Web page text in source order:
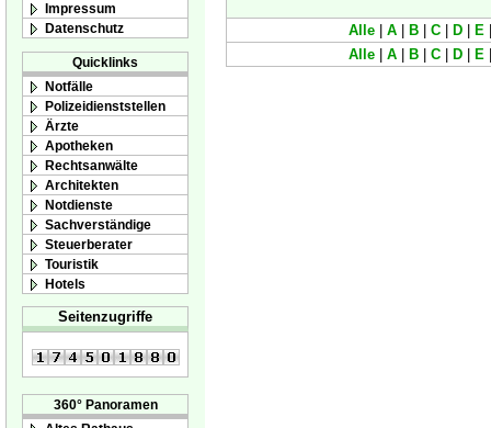
Impressum
Datenschutz
Quicklinks
Notfälle
Polizeidienststellen
Ärzte
Apotheken
Rechtsanwälte
Architekten
Notdienste
Sachverständige
Steuerberater
Touristik
Hotels
Seitenzugriffe
360° Panoramen
Alle A B C D E
Alle
A B C D E